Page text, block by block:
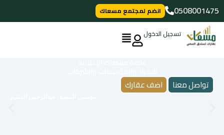
تخطي
إلى
المحتوى
0508001475
انضم لمجتمع مسعاك
تسجيل الدخول
تواصل معنا اضف عقارك